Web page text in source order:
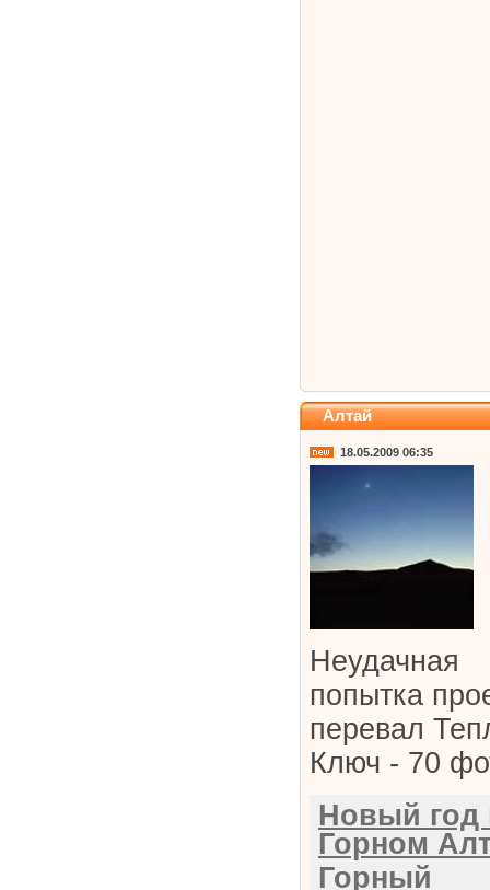
Алтай
18.05.2009 06:35
Неудачная
попытка
перевал
Ключ - 70
Новый год
Горном
Горный